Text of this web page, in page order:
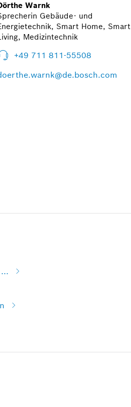
Warnk
Gebäude- und
Smart Home, Smart
Medizintechnik
+49 711 811-55508